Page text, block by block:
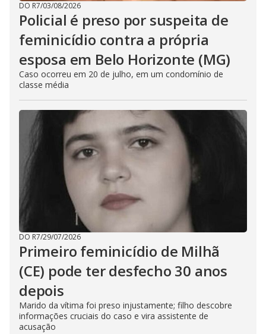
DO R7/03/08/2026
Policial é preso por suspeita de
feminicídio contra a própria
esposa em Belo Horizonte (MG)
Caso ocorreu em 20 de julho, em um condomínio de
classe média
DO R7/29/07/2026
Primeiro feminicídio de Milhã
(CE) pode ter desfecho 30 anos
depois
Marido da vítima foi preso injustamente; filho descobre
informações cruciais do caso e vira assistente de
acusação